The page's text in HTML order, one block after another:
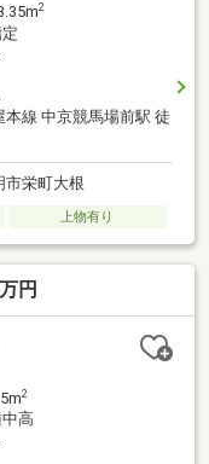
2
本線 中京競馬場前駅 徒
市栄町大根
上物有り
円
2
高